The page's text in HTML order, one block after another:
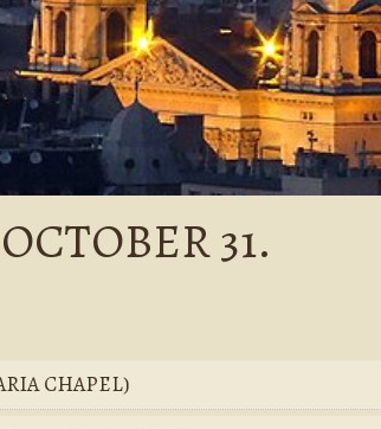
31.
CHAPEL)